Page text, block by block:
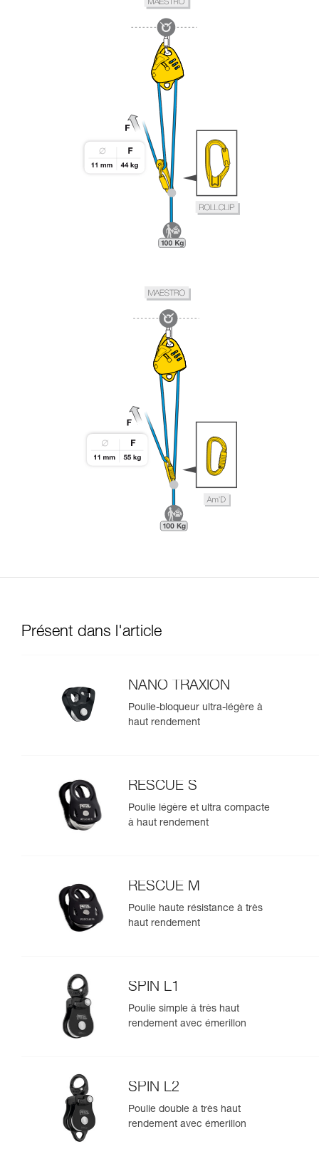
Présent dans l'article
NANO TRAXION
Poulie-bloqueur ultra-légère à
haut rendement
RESCUE S
Poulie légère et ultra compacte
à haut rendement
RESCUE M
Poulie haute résistance à très
haut rendement
SPIN L1
Poulie simple à très haut
rendement avec émerillon
SPIN L2
Poulie double à très haut
rendement avec émerillon